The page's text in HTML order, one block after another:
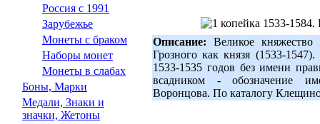
Россия с 1991
Зарубежье
Монеты с браком
Наборы монет
Монеты в слабах
Боны, Марки
Медали, Знаки и
значки, Жетоны
Описание: Великое
Грозного как князя (1533-
1533-1535 годов без имени
всадником - обозначение
Воронцова. По каталогу